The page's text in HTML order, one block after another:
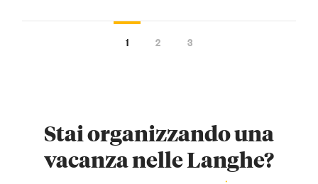
1 2 3
Stai organizzando una
vacanza nelle Langhe?